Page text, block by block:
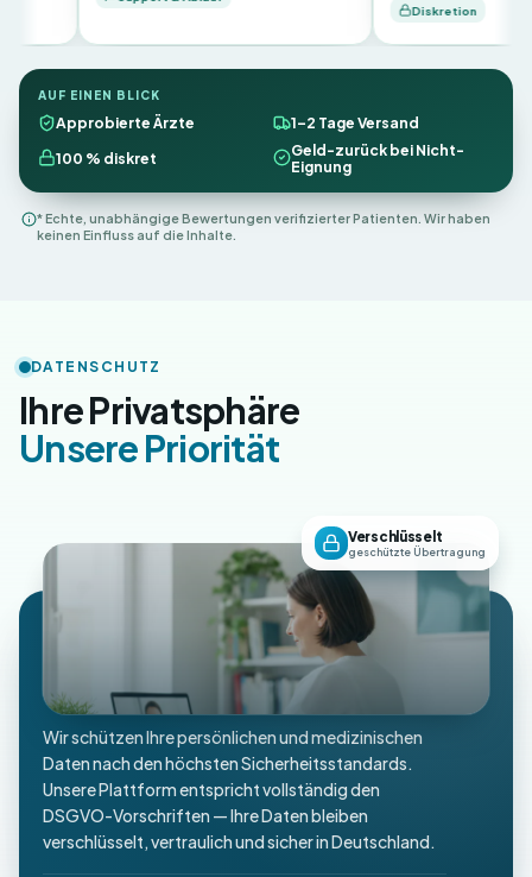
AUF EINEN BLICK
Approbierte Ärzte
1–2 Tage Versand
100 % diskret
Geld-zurück bei Nicht-
Eignung
* Echte, unabhängige Bewertungen verifizierter Patienten. Wir haben
keinen Einfluss auf die Inhalte.
DATENSCHUTZ
Ihre Privatsphäre
Unsere Priorität
Verschlüsselt
geschützte Übertragung
Wir schützen Ihre persönlichen und medizinischen
Daten nach den höchsten Sicherheitsstandards.
Unsere Plattform entspricht vollständig den
DSGVO-Vorschriften — Ihre Daten bleiben
verschlüsselt, vertraulich und sicher in Deutschland.